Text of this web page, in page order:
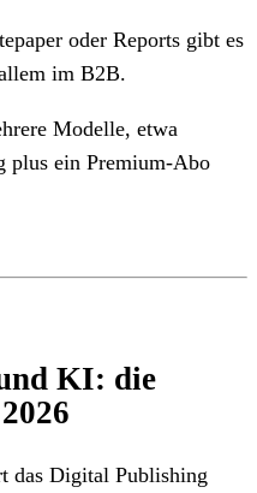
oder Reports gibt es
im B2B.
Modelle, etwa
plus ein Premium-Abo
KI: die
das Digital Publishing